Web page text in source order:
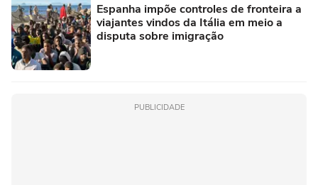
Espanha impõe controles de fronteira a
viajantes vindos da Itália em meio a
disputa sobre imigração
PUBLICIDADE